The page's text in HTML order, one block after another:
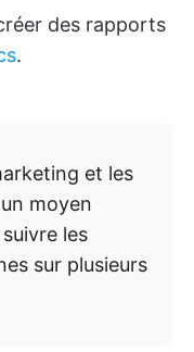
des rapports
.
et les
moyen
les
sur plusieurs